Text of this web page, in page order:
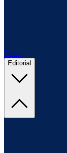
Foros
Editorial